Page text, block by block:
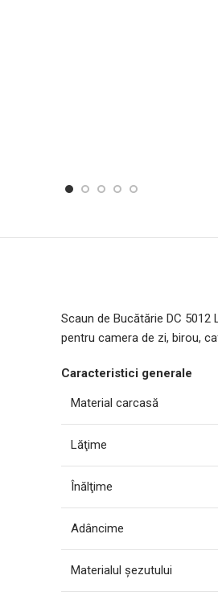
Scaun de Bucătărie DC
pentru camera de zi, birou,
Caracteristici generale
Material carcasă
Lăţime
Înălţime
Adâncime
Materialul şezutului